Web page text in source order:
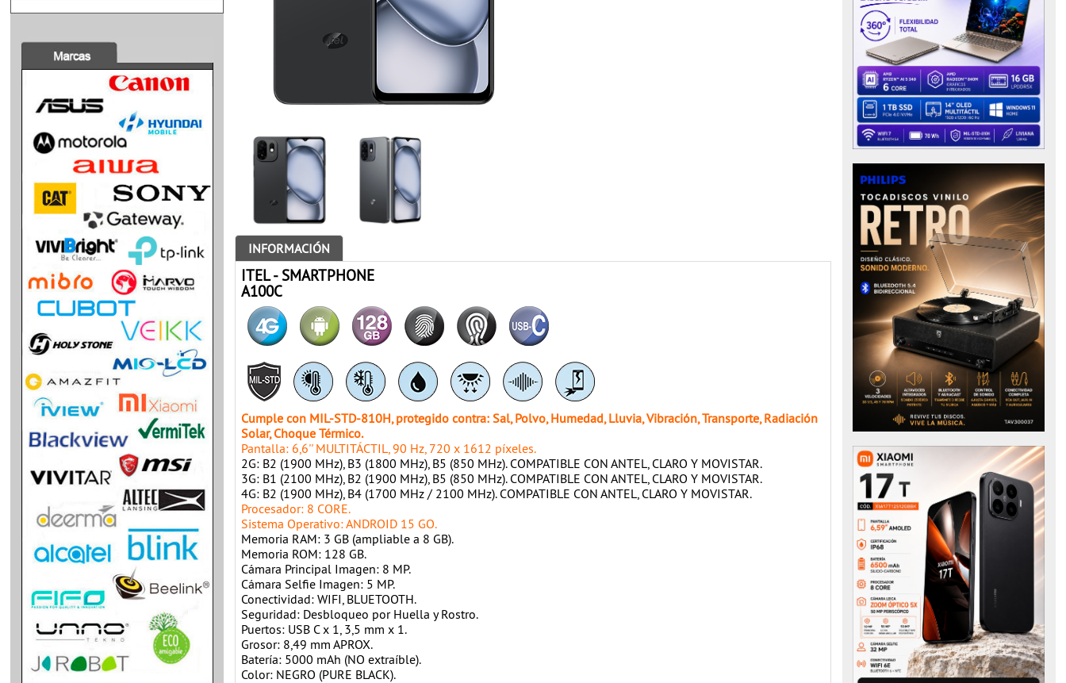
INFORMACIÓN
ITEL - SMARTPHONE
A100C
Cumple con MIL-STD-810H, protegido contra: Sal, Polvo, Humedad, Lluvia, Vibración, Transporte, Radiación
Solar, Choque Térmico.
Pantalla: 6,6'' MULTITÁCTIL, 90 Hz, 720 x 1612 píxeles.
2G: B2 (1900 MHz), B3 (1800 MHz), B5 (850 MHz). COMPATIBLE CON ANTEL, CLARO Y MOVISTAR.
3G: B1 (2100 MHz), B2 (1900 MHz), B5 (850 MHz). COMPATIBLE CON ANTEL, CLARO Y MOVISTAR.
4G: B2 (1900 MHz), B4 (1700 MHz / 2100 MHz). COMPATIBLE CON ANTEL, CLARO Y MOVISTAR.
Procesador: 8 CORE.
Sistema Operativo: ANDROID 15 GO.
Memoria RAM: 3 GB (ampliable a 8 GB).
Memoria ROM: 128 GB.
Cámara Principal Imagen: 8 MP.
Cámara Selfie Imagen: 5 MP.
Conectividad: WIFI, BLUETOOTH.
Seguridad: Desbloqueo por Huella y Rostro.
Puertos: USB C x 1, 3,5 mm x 1.
Grosor: 8,49 mm APROX.
Batería: 5000 mAh (NO extraíble).
Color: NEGRO (PURE BLACK).